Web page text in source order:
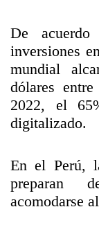
De
inversiones
mundial
dólares
2022, el
digitalizado.
En el Perú,
preparan
acomodarse